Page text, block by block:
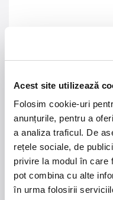
Acest site utilizează
Folosim cookie-uri
anunțurile, pentru a
a analiza traficul. De
rețele sociale, de
privire la modul în care
pot combina cu alte
în urma folosirii
Blackbriar ajunge la
pentru un concert la
cel mai nou album al
Deaths, un material
iubirea, pierderea și
versuri captivante și
metal.
2. 50 YEARS OF